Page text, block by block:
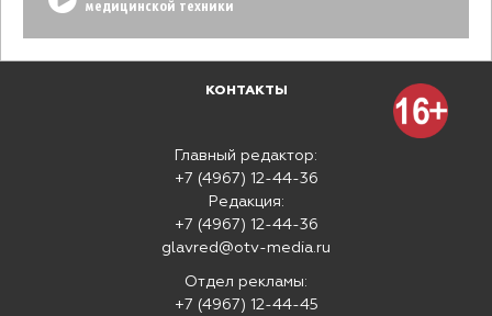
медицинской техники
КОНТАКТЫ
Главный редактор:
+7 (4967) 12-44-36
Редакция:
+7 (4967) 12-44-36
glavred@otv-media.ru
Отдел рекламы:
+7 (4967) 12-44-45